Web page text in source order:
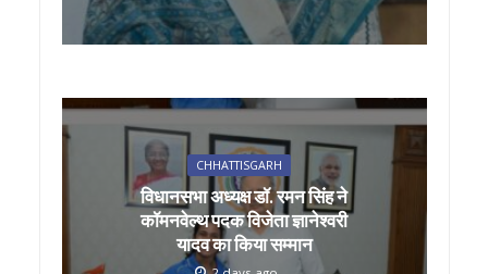
CHHATTISGARH
विधानसभा अध्यक्ष डॉ. रमन सिंह ने
कॉमनवेल्थ पदक विजेता ज्ञानेश्वरी
यादव का किया सम्मान